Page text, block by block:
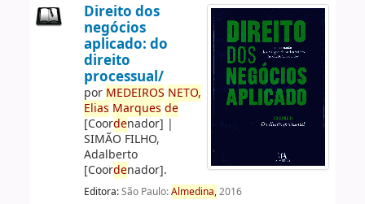
Direito dos
negócios
aplicado: do
direito
processual/
por MEDEIROS NETO,
Elias Marques de
[Coordenador] |
SIMÃO FILHO,
Adalberto
[Coordenador].
Editora:São Paulo:Almedina,2016